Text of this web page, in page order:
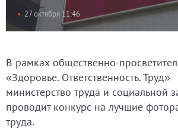
27 октября 11:46
В рамках общественно-
«Здоровье. Ответственность. Труд»
министерство труда и социальной
проводит конкурс на лучшие
труда.